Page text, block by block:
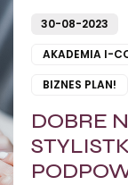
DOBRE
30-08-2023
AKADEMIA I-
BIZNES PLAN!